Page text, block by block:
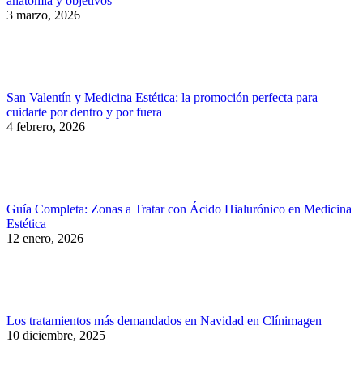
3 marzo, 2026
San Valentín y Medicina Estética: la promoción perfecta para
cuidarte por dentro y por fuera
4 febrero, 2026
Guía Completa: Zonas a Tratar con Ácido Hialurónico en Medicina
Estética
12 enero, 2026
Los tratamientos más demandados en Navidad en Clínimagen
10 diciembre, 2025